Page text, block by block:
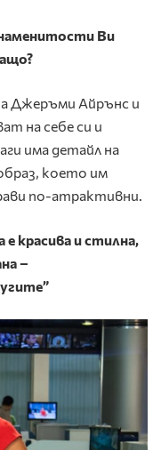
Ви
Джеръми Айрънс и
на себе си и
има детайл на
което им
по-атрактивни.
и стилна,
–